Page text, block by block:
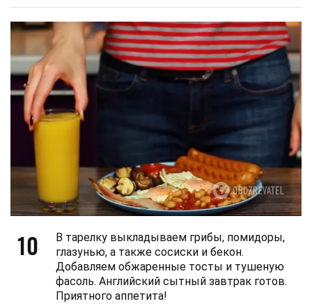
10
В тарелку выкладываем грибы, помидоры,
глазунью, а также сосиски и бекон.
Добавляем обжаренные тосты и тушеную
фасоль. Английский сытный завтрак готов.
Приятного аппетита!